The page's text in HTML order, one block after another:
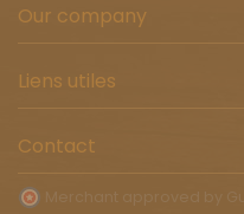
Our company
Liens utiles
Contact